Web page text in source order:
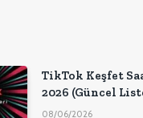
TikTok Keşfet
2026 (Güncel
08/06/2026